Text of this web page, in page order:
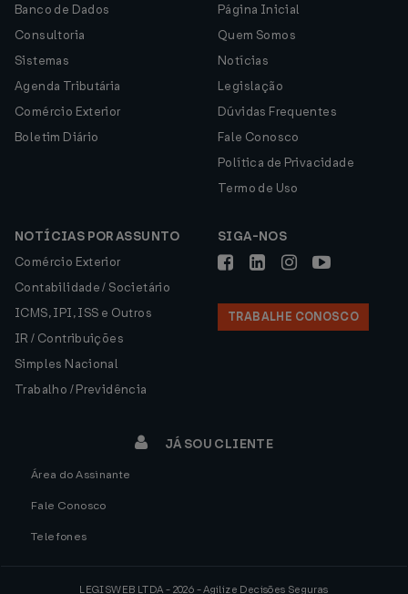
Banco de Dados
Consultoria
Sistemas
Agenda Tributária
Comércio Exterior
Boletim Diário
Página Inicial
Quem Somos
Notícias
Legislação
Dúvidas Frequentes
Fale Conosco
Política de Privacidade
Termo de Uso
NOTÍCIAS POR ASSUNTO
Comércio Exterior
Contabilidade / Societário
ICMS, IPI, ISS e Outros
IR / Contribuições
Simples Nacional
Trabalho / Previdência
SIGA-NOS
TRABALHE CONOSCO
JÁ SOU CLIENTE
Área do Assinante
Fale Conosco
Telefones
LEGISWEB LTDA - 2026 - Agilize Decisões Seguras